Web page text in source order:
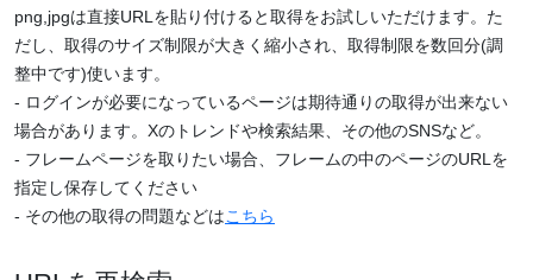
png,jpgは直接URLを貼り付けると取得をお試しいただけます。た
だし、取得のサイズ制限が大きく縮小され、取得制限を数回分(調
整中です)使います。
- ログインが必要になっているページは期待通りの取得が出来ない
場合があります。Xのトレンドや検索結果、その他のSNSなど。
- フレームページを取りたい場合、フレームの中のページのURLを
指定し保存してください
- その他の取得の問題などはこちら